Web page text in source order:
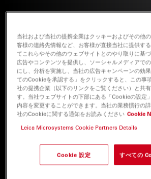
当社および当社の提携企業はクッキーおよびその他
客様の連絡先情報など、お客様が直接当社に提供す
てこれらやその他のウェブサイトとのやり取りに基
広告やコンテンツを提供し、ソーシャルメディアで
にし、分析を実施し、当社の広告キャンペーンの効
てのCookieを承認する」をクリックすると、この事
社の提携企業（以下のリンクをご覧ください）と共
す。当社ウェブサイトの下部にある「Cookieの設定
内容を変更することができます。当社の業務慣行の
社のCookieに関する通知をお読みください Cookie
Leica Microsystems Cookie Partners Details
Cookie 設定 すべての